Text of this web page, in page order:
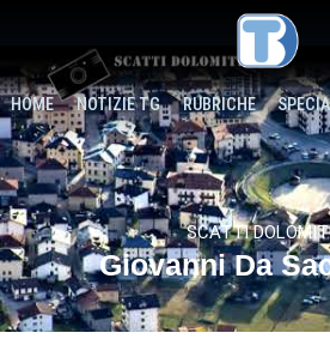
HOME NOTIZIE TG RUBRICHE
SCATTI
Giovanni Da